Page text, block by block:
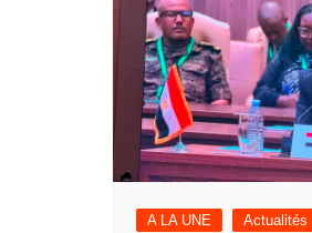
A LA UNE Actualités